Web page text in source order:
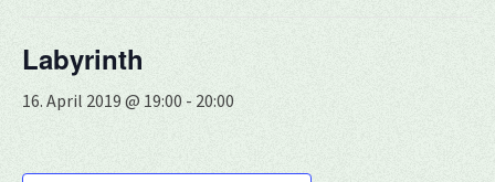
Labyrinth
16. April 2019 @ 19:00 - 20:00